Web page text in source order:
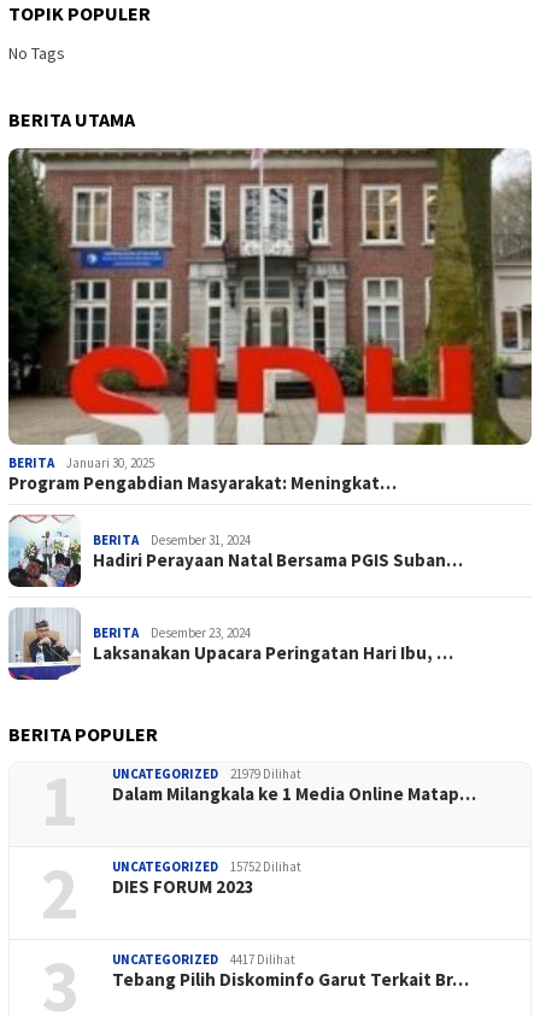
TOPIK POPULER
No Tags
BERITA UTAMA
BERITA Januari 30, 2025
Program Pengabdian Masyarakat: Meningkat…
BERITA Desember 31, 2024
Hadiri Perayaan Natal Bersama PGIS Suban…
BERITA Desember 23, 2024
Laksanakan Upacara Peringatan Hari Ibu, …
BERITA POPULER
1 UNCATEGORIZED 21979 Dilihat
Dalam Milangkala ke 1 Media Online Matap…
2 UNCATEGORIZED 15752 Dilihat
DIES FORUM 2023
3 UNCATEGORIZED 4417 Dilihat
Tebang Pilih Diskominfo Garut Terkait Br…